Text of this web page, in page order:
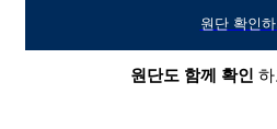
원단 확인하
원단도 함께 확인